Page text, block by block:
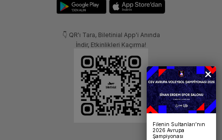
👇 QR'ı Tara, Biletinial App'i Anında
İndir, Etkinlikleri Kaçırma!
Filenin Sultanları’nın
2026 Avrupa
Şampiyonası